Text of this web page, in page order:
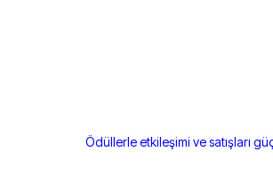
Ödüllerle etkileşimi ve satışları